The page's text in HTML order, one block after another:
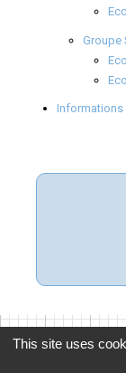
Groupe
Informations
This site uses